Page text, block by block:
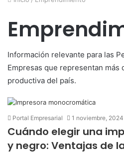
Información relevante para las
Empresas que representan más
productiva del país.
Portal Empresarial 1 noviembre, 2024
Cuándo elegir una
y negro: Ventajas de